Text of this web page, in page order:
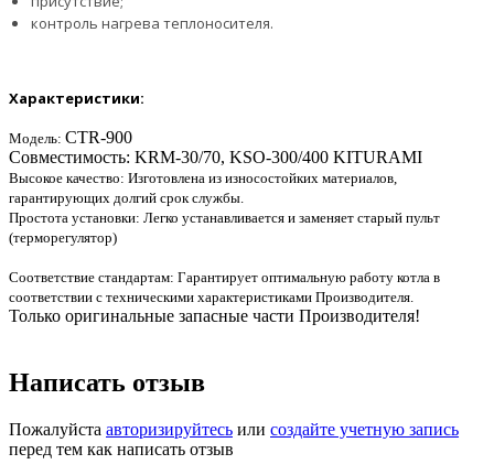
контроль нагрева теплоносителя.
Характеристики:
Модель: CTR-900
Совместимость: KRM-30/70, KSO-300/400 KITURAMI
Высокое качество: Изготовлена из износостойких материалов,
гарантирующих долгий срок службы.
Простота установки: Легко устанавливается и заменяет старый пульт
(терморегулятор)
Соответствие стандартам: Гарантирует оптимальную работу котла в
соответствии с техническими характеристиками Производителя.
Только оригинальные запасные части Производителя!
Написать отзыв
Пожалуйста авторизируйтесь или создайте учетную запись
перед тем как написать отзыв